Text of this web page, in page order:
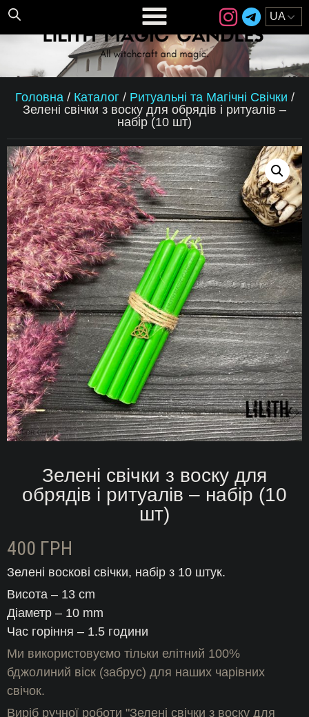
Головна/ Каталог / Ритуальні та Магічні Свічки /
Зелені свічки з воску для обрядів і ритуалів –
набір (10 шт)
Зелені свічки з воску для
обрядів і ритуалів – набір (10
шт)
400 ГРН
Зелені воскові свічки, набір з 10 штук.
Висота – 13 cm
Діаметр – 10 mm
Час горіння – 1.5 години
Ми використовуємо тільки елітний 100%
бджолиний віск (забрус) для наших чарівних
свічок.
Виріб ручної роботи "Зелені свічки з воску для